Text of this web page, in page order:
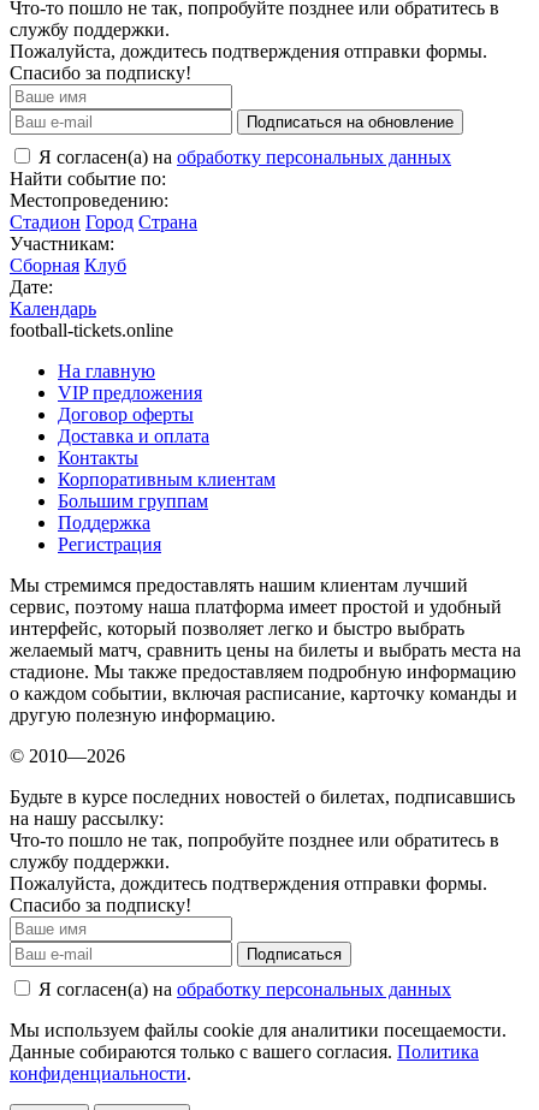
Что-то пошло не так, попробуйте позднее или обратитесь в
службу поддержки.
Пожалуйста, дождитесь подтверждения отправки формы.
Спасибо за подписку!
Подписаться на обновление
Я согласен(а) на обработку персональных данных
Найти событие по:
Местопроведению:
Стадион Город Страна
Участникам:
Сборная Клуб
Дате:
Календарь
football-tickets.online
На главную
VIP предложения
Договор оферты
Доставка и оплата
Контакты
Корпоративным клиентам
Большим группам
Поддержка
Регистрация
Мы стремимся предоставлять нашим клиентам лучший
сервис, поэтому наша платформа имеет простой и удобный
интерфейс, который позволяет легко и быстро выбрать
желаемый матч, сравнить цены на билеты и выбрать места на
стадионе. Мы также предоставляем подробную информацию
о каждом событии, включая расписание, карточку команды и
другую полезную информацию.
© 2010—2026
Будьте в курсе последних новостей о билетах, подписавшись
на нашу рассылку:
Что-то пошло не так, попробуйте позднее или обратитесь в
службу поддержки.
Пожалуйста, дождитесь подтверждения отправки формы.
Спасибо за подписку!
Подписаться
Я согласен(а) на обработку персональных данных
Мы используем файлы cookie для аналитики посещаемости.
Данные собираются только с вашего согласия. Политика
конфиденциальности.